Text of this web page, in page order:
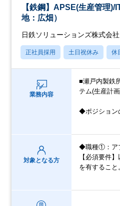
【鉄鋼】APSE(生産管理
地：広畑）
日鉄ソリューションズ株式会社
正社員採用 土日祝休み 休
業務内容
■瀬戸内製鉄
テム(生産計
◆ポジション
対象となる方
◆職種①：ア
【必須要件
を有すること